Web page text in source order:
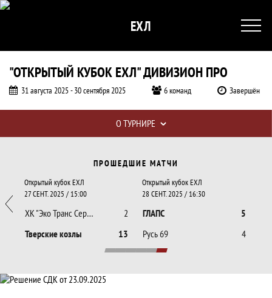
ЕХЛ
"ОТКРЫТЫЙ КУБОК ЕХЛ" ДИВИЗИОН ПРО
31 августа 2025 - 30 сентября 2025 6 команд Завершён
"Открытый кубок ЕХЛ" Дивизион
ПРОШЕДШИЕ МАТЧИ
3
Открытый кубок ЕХЛ
27 СЕНТ. 2025 / 15:00
ХК "Эко Транс Сервис"
2
Тверские козлы
13
Открытый кубок ЕХЛ
28 СЕНТ. 2025 / 16:30
ГЛАПС
5
Русь 69
4
Новости
О ТУРНИРЕ